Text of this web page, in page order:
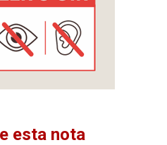
esta nota